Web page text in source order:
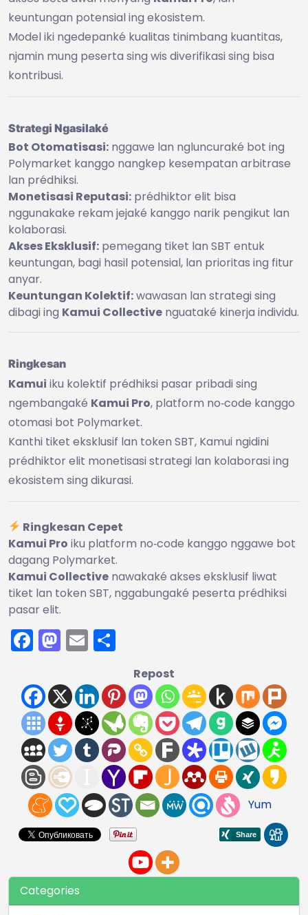
keuntungan potensial ing ekosistem.
Model iki ngedepanké kualitas tinimbang kuantitas,
njamin mung peserta sing wis diverifikasi sing bisa
kontribusi.
Strategi Ngasilaké
Bot Otomatisasi: nggawe lan ngluncuraké bot ing
Polymarket kanggo nangkep kesempatan arbitrase
lan prédhiksi.
Monetisasi Reputasi: prédhiktor elit bisa
nggunakake rekam jejaké kanggo narik pengikut lan
kolaborasi.
Akses Eksklusif: pemegang tiket lan SBT entuk
keuntungan, bagi hasil potensial, lan prioritas ing fitur
anyar.
Keuntungan Kolektif:wawasan lan strategi sing
dibagi ing Kamui Collective nguataké kinerja individu.
Ringkesan
Kamui iku kolektif prédhiksi pasar pribadi sing
ngembangaké Kamui Pro, platform no‑code kanggo
otomasi bot Polymarket.
Kanthi tiket eksklusif lan token SBT, Kamui ngidini
prédhiktor elit monetisasi strategi lan kolaborasi ing
ekosistem sing dikurasi.
Ringkesan Cepet
Kamui Pro iku platform no‑code kanggo nggawe bot
dagang Polymarket.
Kamui Collective nawakaké akses eksklusif liwat
tiket lan token SBT, nggabungaké peserta prédhiksi
pasar elit.
Facebook
Mastodon
Email
Repost
Yum
Categories